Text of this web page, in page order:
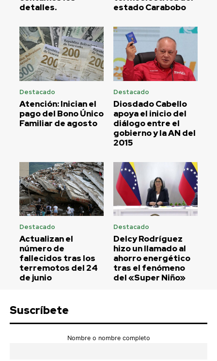
detalles.
estado Carabobo
Destacado
Atención: Inician el
pago del Bono Único
Familiar de agosto
Destacado
Diosdado Cabello
apoya el inicio del
diálogo entre el
gobierno y la AN del
2015
Destacado
Actualizan el
número de
fallecidos tras los
terremotos del 24
de junio
Destacado
Delcy Rodríguez
hizo un llamado al
ahorro energético
tras el fenómeno
del «Super Niño»
Suscríbete
Nombre o nombre completo